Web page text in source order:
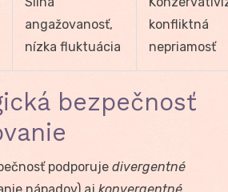
angažovanosť,
nízka fluktuácia
konfliktná
nepriamosť
bezpečnosť
podporuje divergentné